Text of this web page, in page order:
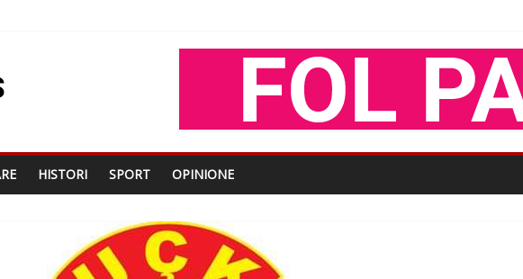
e mirëfilltë Mimoza Gjoni
i respektuar i çeshtjës kombëtare
HISTORI SPORT OPINIONE